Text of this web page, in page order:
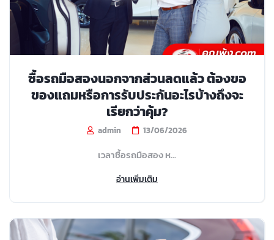
ซื้อรถมือสองนอกจากส่วนลดแล้ว ต้องขอ
ของแถมหรือการรับประกันอะไรบ้างถึงจะ
เรียกว่าคุ้ม?
admin 13/06/2026
เวลาซื้อรถมือสอง ห...
อ่านเพิ่มเติม